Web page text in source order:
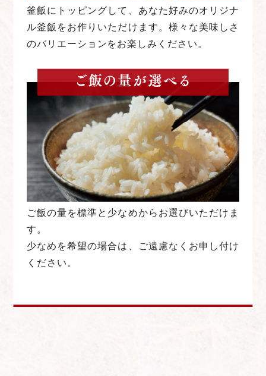
釜飯にトッピングして、あなた好みのオリジナ
ル釜飯をお作りいただけます。様々な美味しさ
のバリエーションをお楽しみください。
ご飯の量を標準と少なめからお選びいただけま
す。
少なめを希望の場合は、ご遠慮なくお申し付け
ください。